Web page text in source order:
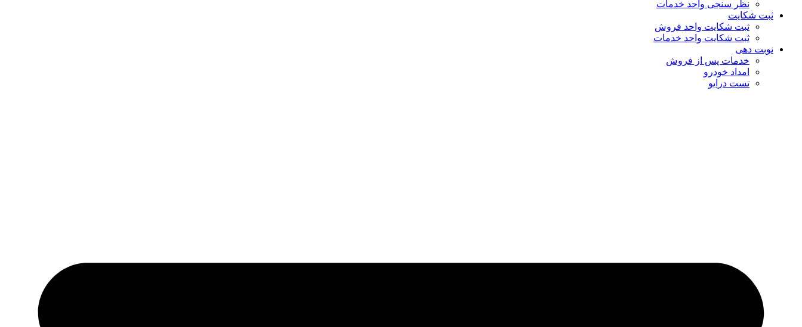
نظر سنجی واحد خدمات
ثبت شکایت
ثبت شکایت واحد فروش
ثبت شکایت واحد خدمات
نوبت دهی
خدمات پس از فروش
امداد خودرو
تست درایو